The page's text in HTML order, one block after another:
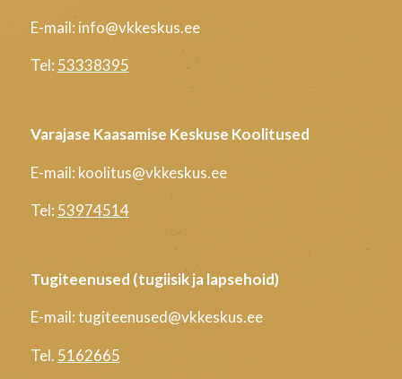
E-mail: info@vkkeskus.ee
Tel: 53338395
Varajase Kaasamise Keskuse Koolitused
E-mail: koolitus@vkkeskus.ee
Tel: 53974514
Tugiteenused (tugiisik ja lapsehoid)
E-mail: tugiteenused@vkkeskus.ee
Tel. 5162665